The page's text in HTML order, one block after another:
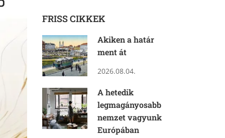
FRISS CIKKEK
Akiken a határ
ment át
2026.08.04.
A hetedik
legmagányosabb
nemzet vagyunk
Európában